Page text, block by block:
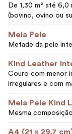
De 1,30 m² até 6,0
(bovino, ovino ou
Meia Pele
Metade da pele
Kind Leather
Couro com menor
irregulares e com
Meia Pele Kind
Mesma
A4 (21 x 29,7